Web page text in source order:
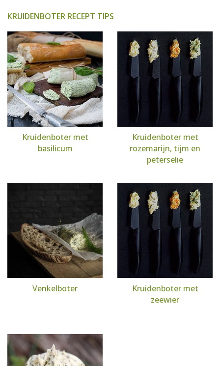
KRUIDENBOTER RECEPT TIPS
Kruidenboter met
basilicum
Kruidenboter met
rozemarijn, tijm en
peterselie
Venkelboter
Kruidenboter met
zeewier